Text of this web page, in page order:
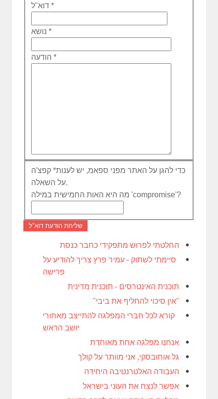
דוא"ל *
נושא *
הודעה *
קפצ'ה *כדי להגן על האתר מפני ספאמ, יש לענות
על השאלה.
מה היא האות החמישית במילה 'compromise'?
שליחת הודעת דוא"ל
החלטתי לפרוש מתפקידי כחבר כנסת
סיימתי לשתוק - עמיר פרץ צריך להודיע על
פרישה
תוכנית האינטרסים - תוכנית מדינית
"אין סיכוי להחליף את ביבי"
קורא לכל חברי המפלגה להתייצב מאחורי
יושב הראש
אנחנו מפלגה אחת מאוחדת
גל אוחובסקי, אני מוותר על קולך
העבודה האלטרנטיבה היחידה
אפשר לנצח את העוני בישראל